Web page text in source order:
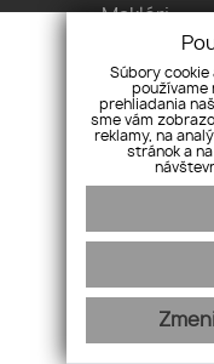
Makléri
Súbory cookie
používame
prehliadania
sme vám
reklamy, na
stránok a